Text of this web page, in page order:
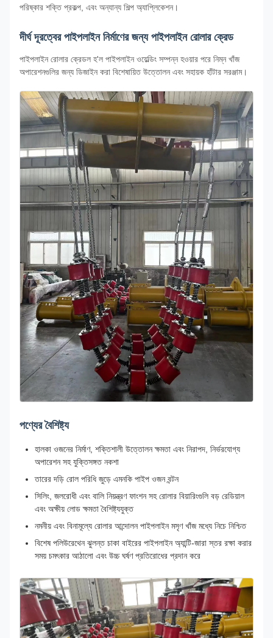
পরিষ্কার শক্তি প্রকল্প, এবং অন্যান্য শিল্প অ্যাপ্লিকেশন।
দীর্ঘ দূরত্বের পাইপলাইন নির্মাণের জন্য পাইপলাইন রোলার ক্রেড
পাইপলাইন রোলার ক্রেডল হ'ল পাইপলাইন ওয়েল্ডিং সম্পন্ন হওয়ার পরে নিম্ন খাঁজ
অপারেশনগুলির জন্য ডিজাইন করা বিশেষায়িত উত্তোলন এবং সহায়ক হাঁটার সরঞ্জাম।
পণ্যের বৈশিষ্ট্য
হালকা ওজনের নির্মাণ, শক্তিশালী উত্তোলন ক্ষমতা এবং নিরাপদ, নির্ভরযোগ্য
অপারেশন সহ যুক্তিসঙ্গত নকশা
তারের দড়ি রোল পরিধি জুড়ে এমনকি পাইপ ওজন বন্টন
সিলিং, জলরোধী এবং বালি নিয়ন্ত্রণ ফাংশন সহ রোলার বিয়ারিংগুলি বড় রেডিয়াল
এবং অক্ষীয় লোড ক্ষমতা বৈশিষ্ট্যযুক্ত
নমনীয় এবং বিনামূল্যে রোলার আন্দোলন পাইপলাইন মসৃণ খাঁজ মধ্যে নিচে নিশ্চিত
বিশেষ পলিউরেথেন ঝুলন্ত চাকা বাইরের পাইপলাইন অ্যান্টি-জারা স্তর রক্ষা করার
সময় চমৎকার আঠালো এবং উচ্চ ঘর্ষণ প্রতিরোধের প্রদান করে